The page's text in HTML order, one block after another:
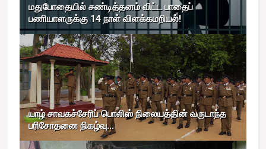
மதுபோதையில் சண்டித்தனம் விட்ட பாதைப்
பணியாளருக்கு 14 நாள் விளக்கமறியல்!
யாழ் சாவகச்சேரிப் பொலிஸ் நிலையத்தின் வருடாந்த
பரிசோதனை நிகழ்வு...